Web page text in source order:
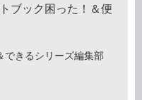
ブック困った！＆便
できるシリーズ編集部